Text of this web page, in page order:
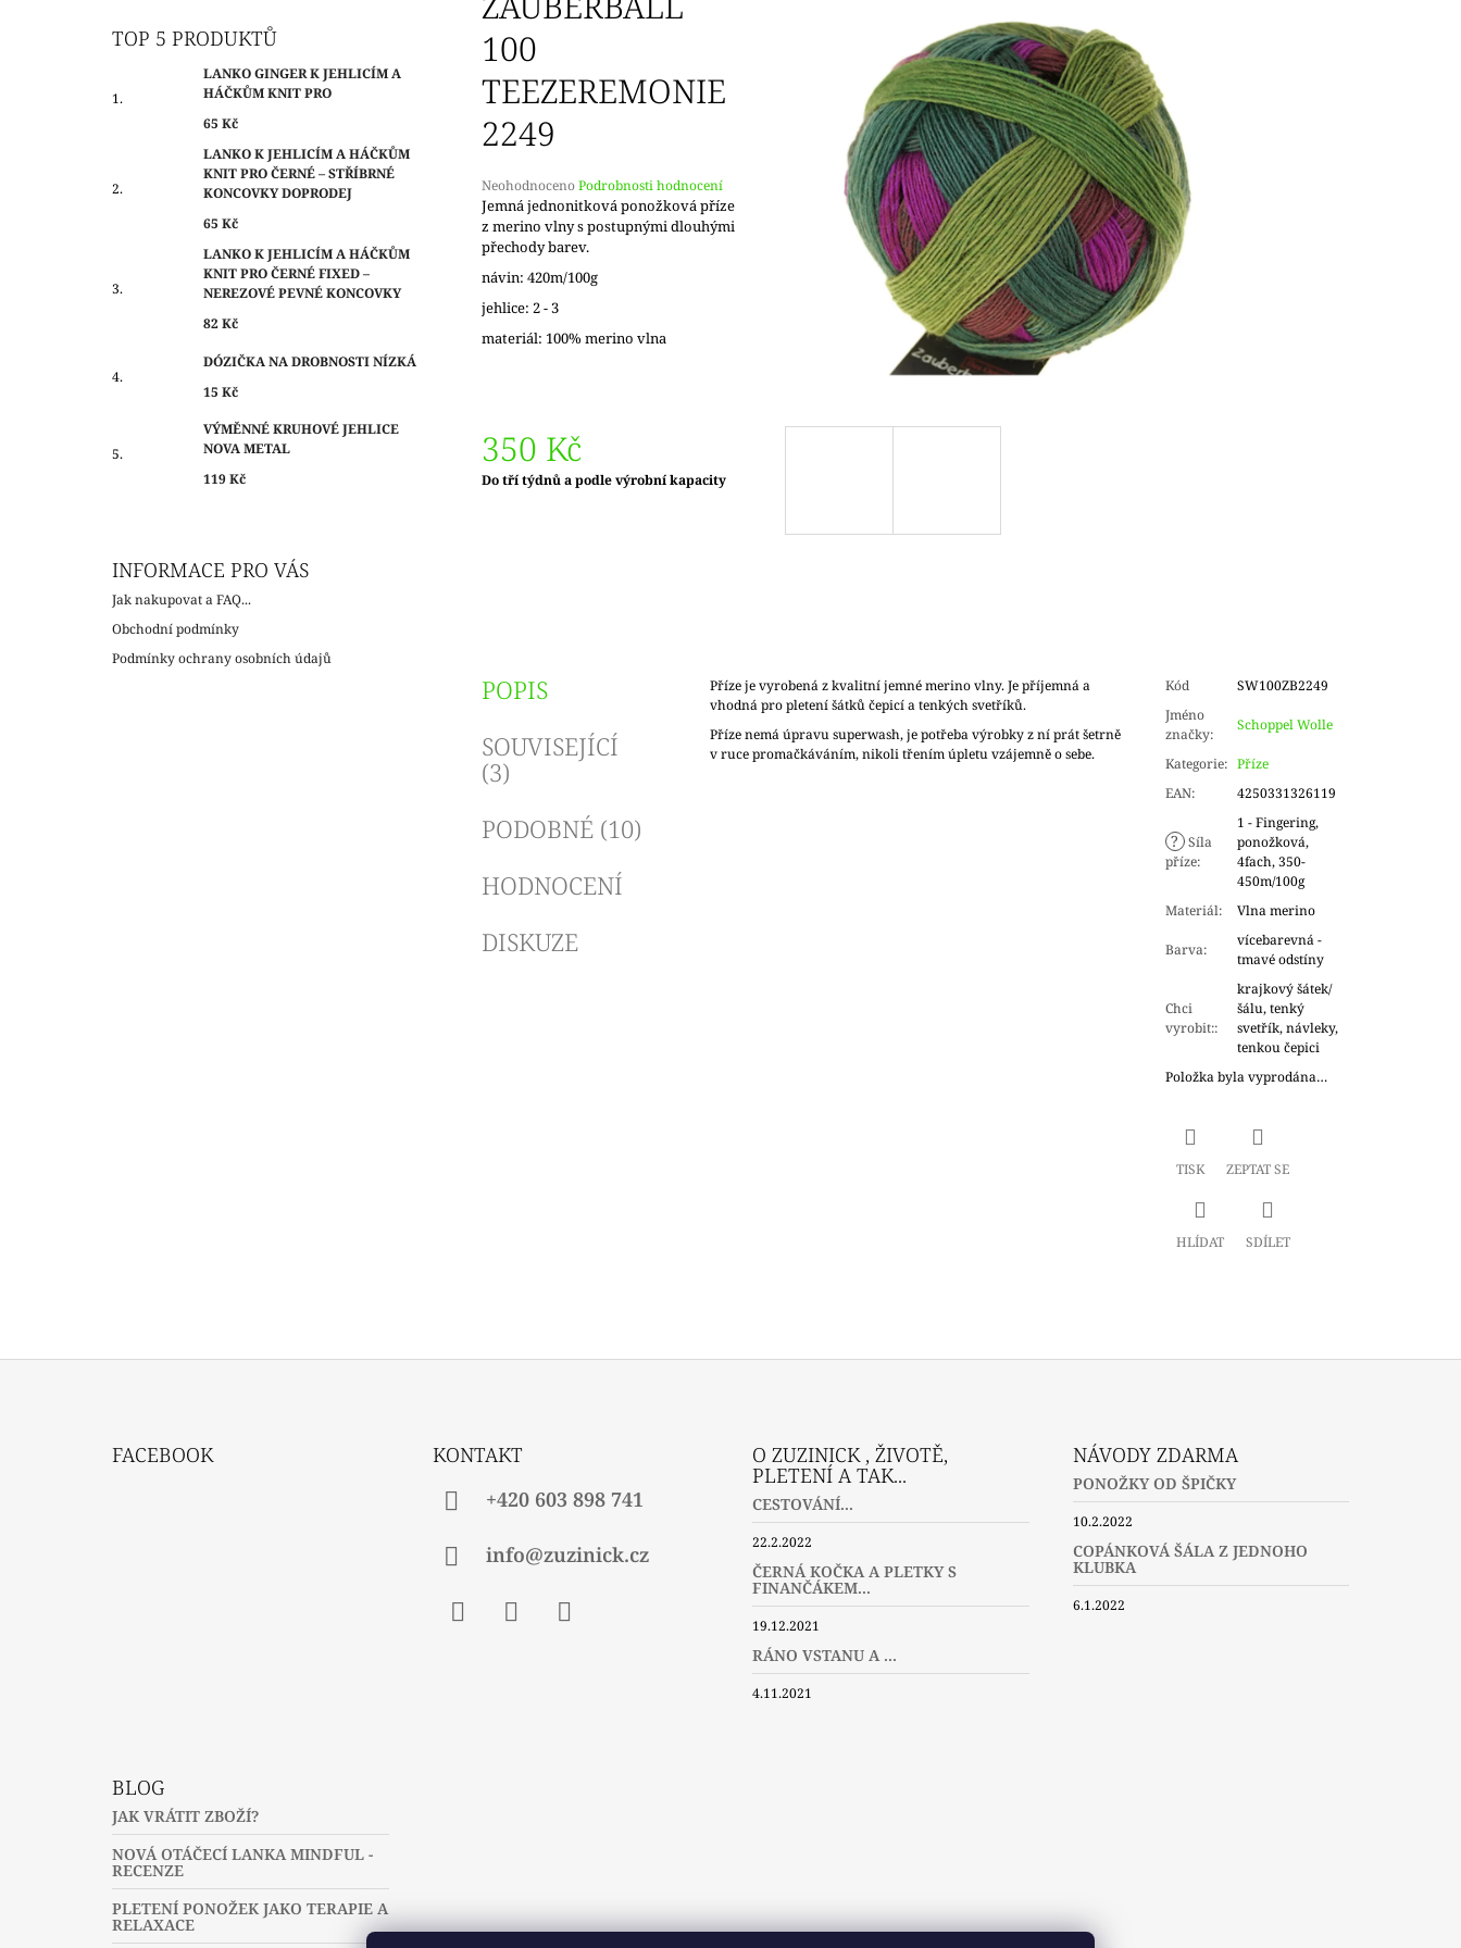
TOP 5 PRODUKTŮ
LANKO GINGER K JEHLICÍM A
HÁČKŮM KNIT PRO
65 Kč
LANKO K JEHLICÍM A HÁČKŮM
KNIT PRO ČERNÉ – STŘÍBRNÉ
KONCOVKY DOPRODEJ
65 Kč
LANKO K JEHLICÍM A HÁČKŮM
KNIT PRO ČERNÉ FIXED –
NEREZOVÉ PEVNÉ KONCOVKY
82 Kč
DÓZIČKA NA DROBNOSTI NÍZKÁ
15 Kč
VÝMĚNNÉ KRUHOVÉ JEHLICE
NOVA METAL
119 Kč
INFORMACE PRO VÁS
Jak nakupovat a FAQ...
Obchodní podmínky
Podmínky ochrany osobních údajů
100
TEEZEREMONIE
2249
Průměrné
hodnocení
produktu
je
0,0
z
5
hvězdiček.
NeohodnocenoPodrobnosti hodnocení
Jemná jednonitková ponožková příze
z merino vlny s postupnými dlouhými
přechody barev.
návin: 420m/100g
jehlice: 2 - 3
materiál: 100% merino vlna
350 Kč
Měrná
Do tří týdnů a podle výrobní kapacity
POPIS
SOUVISEJÍCÍ
(3)
PODOBNÉ (10)
HODNOCENÍ
DISKUZE
Příze je vyrobená z kvalitní jemné merino vlny. Je příjemná a
vhodná pro pletení šátků čepicí a tenkých svetříků.
Příze nemá úpravu superwash, je potřeba výrobky z ní prát šetrně
v ruce promačkáváním, nikoli třením úpletu vzájemně o sebe.
Kód
SW100ZB2249
Jméno
značky:
Schoppel Wolle
Kategorie: Příze
EAN: 4250331326119
? Síla
příze:
1 - Fingering,
ponožková,
4fach, 350-
450m/100g
Materiál: Vlna merino
Barva:
vícebarevná -
tmavé odstíny
Chci
vyrobit::
krajkový šátek/
šálu, tenký
svetřík, návleky,
tenkou čepici
Položka byla vyprodána…
TISK ZEPTAT SE
HLÍDAT SDÍLET
FACEBOOK
KONTAKT
+420 603 898 741
info@zuzinick.cz
O ZUZINICK , ŽIVOTĚ,
PLETENÍ A TAK...
CESTOVÁNÍ...
22.2.2022
ČERNÁ KOČKA A PLETKY S
FINANČÁKEM...
19.12.2021
RÁNO VSTANU A ...
4.11.2021
NÁVODY ZDARMA
PONOŽKY OD ŠPIČKY
10.2.2022
COPÁNKOVÁ ŠÁLA Z JEDNOHO
KLUBKA
6.1.2022
BLOG
JAK VRÁTIT ZBOŽÍ?
NOVÁ OTÁČECÍ LANKA MINDFUL -
RECENZE
PLETENÍ PONOŽEK JAKO TERAPIE A
RELAXACE